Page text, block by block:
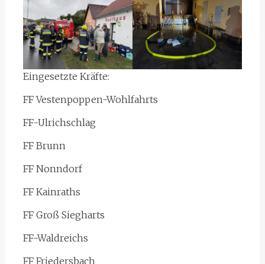
Eingesetzte Kräfte:
FF Vestenpoppen-Wohlfahrts
FF-Ulrichschlag
FF Brunn
FF Nonndorf
FF Kainraths
FF Groß Siegharts
FF-Waldreichs
FF Friedersbach